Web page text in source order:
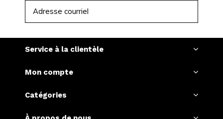
Service à la clientèle
Mon compte
Catégories